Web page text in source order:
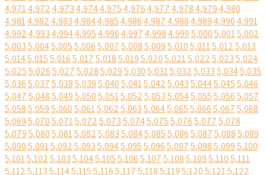
4,9714,9724,9734,9744,9754,9764,9774,9784,9794,980
4,9814,9824,9834,9844,9854,9864,9874,9884,9894,9904,991
4,9924,9934,9944,9954,9964,9974,9984,9995,0005,0015,002
5,0035,0045,0055,0065,0075,0085,0095,0105,0115,0125,013
5,0145,0155,0165,0175,0185,0195,0205,0215,0225,0235,024
5,0255,0265,0275,0285,0295,0305,0315,0325,0335,0345,035
5,0365,0375,0385,0395,0405,0415,0425,0435,0445,0455,046
5,0475,0485,0495,0505,0515,0525,0535,0545,0555,0565,057
5,0585,0595,0605,0615,0625,0635,0645,0655,0665,0675,068
5,0695,0705,0715,0725,0735,0745,0755,0765,0775,078
5,0795,0805,0815,0825,0835,0845,0855,0865,0875,0885,089
5,0905,0915,0925,0935,0945,0955,0965,0975,0985,0995,100
5,1015,1025,1035,1045,1055,1065,1075,1085,1095,1105,111
5,1125,1135,1145,1155,1165,1175,1185,1195,1205,1215,122